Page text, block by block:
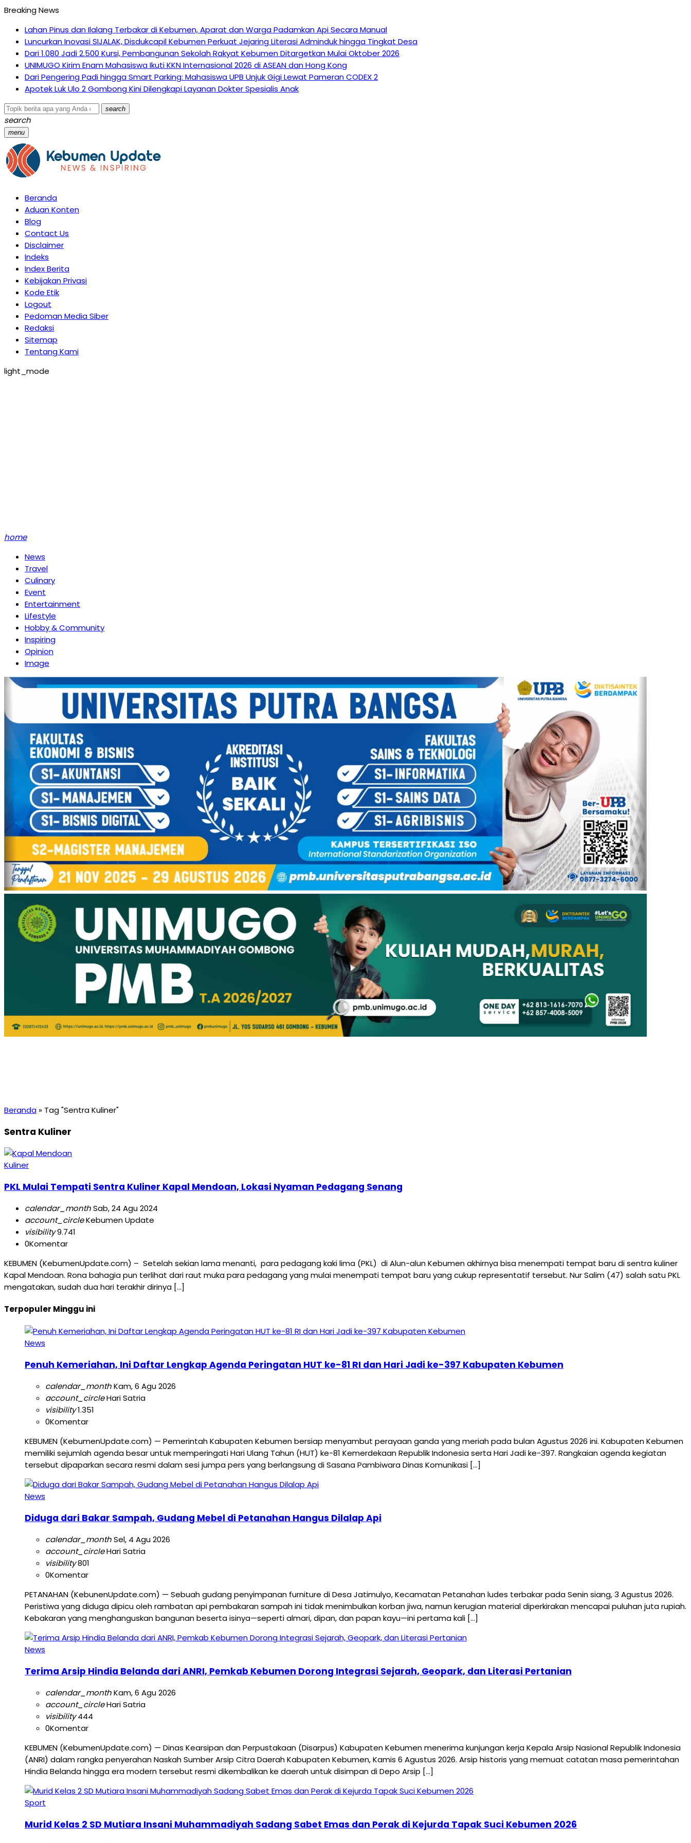
Breaking News
Lahan Pinus dan Ilalang Terbakar di Kebumen, Aparat dan Warga Padamkan Api Secara Manual
Luncurkan Inovasi SIJALAK, Disdukcapil Kebumen Perkuat Jejaring Literasi Adminduk hingga Tingkat Desa
Dari 1.080 Jadi 2.500 Kursi, Pembangunan Sekolah Rakyat Kebumen Ditargetkan Mulai Oktober 2026
UNIMUGO Kirim Enam Mahasiswa Ikuti KKN Internasional 2026 di ASEAN dan Hong Kong
Dari Pengering Padi hingga Smart Parking: Mahasiswa UPB Unjuk Gigi Lewat Pameran CODEX 2
Apotek Luk Ulo 2 Gombong Kini Dilengkapi Layanan Dokter Spesialis Anak
search
search
menu
Beranda
Aduan Konten
Blog
Contact Us
Disclaimer
Indeks
Index Berita
Kebijakan Privasi
Kode Etik
Logout
Pedoman Media Siber
Redaksi
Sitemap
Tentang Kami
light_mode
home
News
Travel
Culinary
Event
Entertainment
Lifestyle
Hobby & Community
Inspiring
Opinion
Image
Beranda » Tag "Sentra Kuliner"
Sentra Kuliner
Kuliner
PKL Mulai Tempati Sentra Kuliner Kapal Mendoan, Lokasi Nyaman Pedagang Senang
calendar_monthSab, 24 Agu 2024
account_circleKebumen Update
visibility9.741
0Komentar
KEBUMEN (KebumenUpdate.com) – Setelah sekian lama menanti, para pedagang kaki lima (PKL) di Alun-alun Kebumen akhirnya bisa menempati tempat baru di sentra kuliner
Kapal Mendoan. Rona bahagia pun terlihat dari raut muka para pedagang yang mulai menempati tempat baru yang cukup representatif tersebut. Nur Salim (47) salah satu PKL
mengatakan, sudah dua hari terakhir dirinya […]
Terpopuler Minggu ini
News
Penuh Kemeriahan, Ini Daftar Lengkap Agenda Peringatan HUT ke-81 RI dan Hari Jadi ke-397 Kabupaten Kebumen
calendar_monthKam, 6 Agu 2026
account_circleHari Satria
visibility1.351
0Komentar
KEBUMEN (KebumenUpdate.com) — Pemerintah Kabupaten Kebumen bersiap menyambut perayaan ganda yang meriah pada bulan Agustus 2026 ini. Kabupaten Kebumen
memiliki sejumlah agenda besar untuk memperingati Hari Ulang Tahun (HUT) ke-81 Kemerdekaan Republik Indonesia serta Hari Jadi ke-397. Rangkaian agenda kegiatan
tersebut dipaparkan secara resmi dalam sesi jumpa pers yang berlangsung di Sasana Pambiwara Dinas Komunikasi […]
News
Diduga dari Bakar Sampah, Gudang Mebel di Petanahan Hangus Dilalap Api
calendar_monthSel, 4 Agu 2026
account_circleHari Satria
visibility801
0Komentar
PETANAHAN (KebunenUpdate.com) — Sebuah gudang penyimpanan furniture di Desa Jatimulyo, Kecamatan Petanahan ludes terbakar pada Senin siang, 3 Agustus 2026.
Peristiwa yang diduga dipicu oleh rambatan api pembakaran sampah ini tidak menimbulkan korban jiwa, namun kerugian material diperkirakan mencapai puluhan juta rupiah.
Kebakaran yang menghanguskan bangunan beserta isinya—seperti almari, dipan, dan papan kayu—ini pertama kali […]
News
Terima Arsip Hindia Belanda dari ANRI, Pemkab Kebumen Dorong Integrasi Sejarah, Geopark, dan Literasi Pertanian
calendar_monthKam, 6 Agu 2026
account_circleHari Satria
visibility444
0Komentar
KEBUMEN (KebumenUpdate.com) — Dinas Kearsipan dan Perpustakaan (Disarpus) Kabupaten Kebumen menerima kunjungan kerja Kepala Arsip Nasional Republik Indonesia
(ANRI) dalam rangka penyerahan Naskah Sumber Arsip Citra Daerah Kabupaten Kebumen, Kamis 6 Agustus 2026. Arsip historis yang memuat catatan masa pemerintahan
Hindia Belanda hingga era modern tersebut resmi dikembalikan ke daerah untuk disimpan di Depo Arsip […]
Sport
Murid Kelas 2 SD Mutiara Insani Muhammadiyah Sadang Sabet Emas dan Perak di Kejurda Tapak Suci Kebumen 2026